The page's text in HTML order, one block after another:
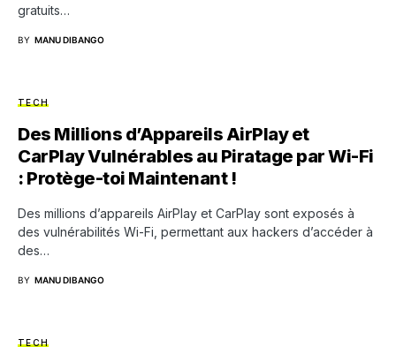
gratuits…
BY MANU DIBANGO
TECH
Des Millions d’Appareils AirPlay et
CarPlay Vulnérables au Piratage par Wi-Fi
: Protège-toi Maintenant !
Des millions d’appareils AirPlay et CarPlay sont exposés à
des vulnérabilités Wi-Fi, permettant aux hackers d’accéder à
des…
BY MANU DIBANGO
TECH